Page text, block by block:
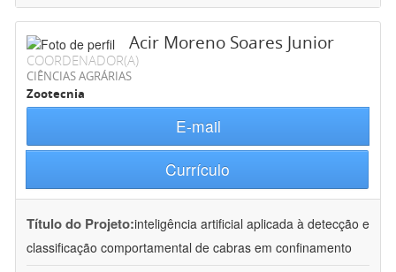
Acir Moreno Soares Junior
COORDENADOR(A)
CIÊNCIAS AGRÁRIAS
Zootecnia
E-mail
Currículo
Título do Projeto:inteligência artificial aplicada à detecção e
classificação comportamental de cabras em confinamento